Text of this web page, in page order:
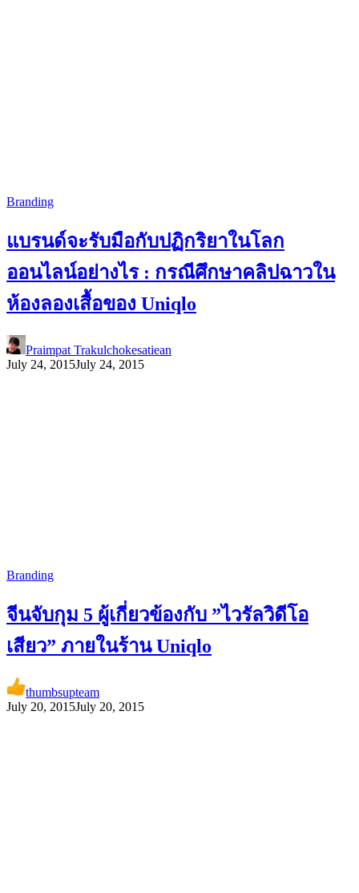
Branding
แบรนด์จะรับมือกับปฏิกริยาในโลก
ออนไลน์อย่างไร : กรณีศึกษาคลิปฉาวใน
ห้องลองเสื้อของ Uniqlo
Praimpat Trakulchokesatiean
July 24, 2015July 24, 2015
Branding
จีนจับกุม 5 ผู้เกี่ยวข้องกับ ”ไวรัลวิดีโอ
เสียว” ภายในร้าน Uniqlo
thumbsupteam
July 20, 2015July 20, 2015